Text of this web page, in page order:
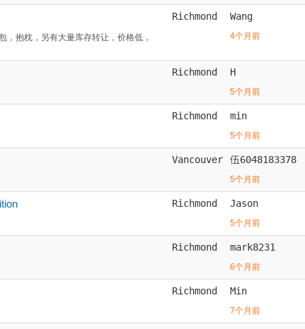
抱枕，另有大量库存转让，价格低，
Richmond Wang
4个月前
Richmond H
5个月前
Richmond min
5个月前
Vancouver 伍6048183378
5个月前
Richmond Jason
5个月前
Richmond mark8231
6个月前
Richmond Min
7个月前